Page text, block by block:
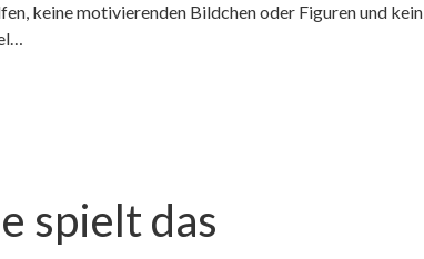
keine motivierenden Bildchen oder Figuren und kein
spielt das